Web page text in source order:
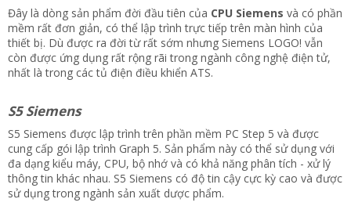
Đây là dòng sản phẩm đời đầu tiên của CPU Siemens và có phần
mềm rất đơn giản, có thể lập trình trực tiếp trên màn hình của
thiết bị. Dù được ra đời từ rất sớm nhưng Siemens LOGO! vẫn
còn được ứng dụng rất rộng rãi trong ngành công nghệ điện tử,
nhất là trong các tủ điện điều khiển ATS.
S5 Siemens
S5 Siemens được lập trình trên phần mềm PC Step 5 và được
cung cấp gói lập trình Graph 5. Sản phẩm này có thể sử dụng với
đa dạng kiểu máy, CPU, bộ nhớ và có khả năng phân tích - xử lý
thông tin khác nhau. S5 Siemens có độ tin cậy cực kỳ cao và được
sử dụng trong ngành sản xuất dược phẩm.